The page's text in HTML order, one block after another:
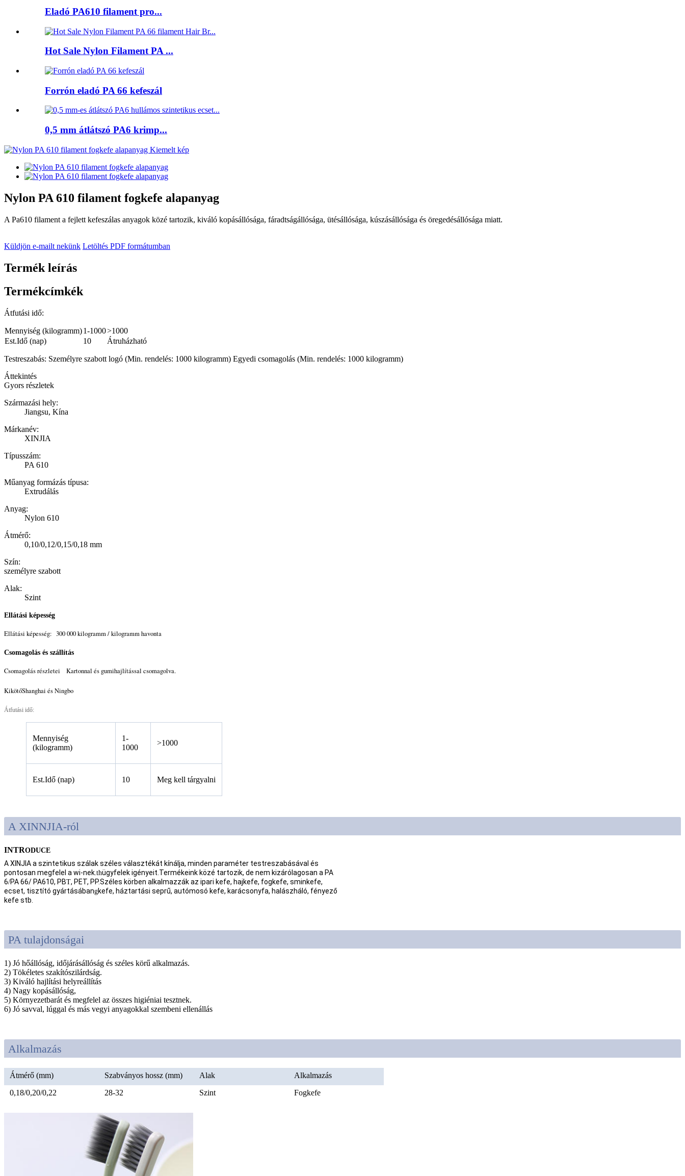
Eladó PA610 filament pro...
Hot Sale Nylon Filament PA ...
Forrón eladó PA 66 kefeszál
0,5 mm átlátszó PA6 krimp...
Nylon PA 610 filament fogkefe alapanyag
A Pa610 filament a fejlett kefeszálas anyagok közé tartozik, kiváló kopásállósága, fáradtságállósága, ütésállósága, kúszásállósága és öregedésállósága miatt.
Küldjön e-mailt nekünk Letöltés PDF formátumban
Termék leírás
Termékcímkék
Átfutási idő:
Mennyiség (kilogramm)1-1000>1000
Est.Idő (nap)
10 Átruházható
Testreszabás: Személyre szabott logó (Min. rendelés: 1000 kilogramm) Egyedi csomagolás (Min. rendelés: 1000 kilogramm)
Áttekintés
Gyors részletek
Származási hely:
Jiangsu, Kína
Márkanév:
XINJIA
Típusszám:
PA 610
Műanyag formázás típusa:
Extrudálás
Anyag:
Nylon 610
Átmérő:
0,10/0,12/0,15/0,18 mm
Szín:
személyre szabott
Alak:
Szint
Ellátási képesség
Ellátási képesség: 300 000 kilogramm / kilogramm havonta
Csomagolás és szállítás
Csomagolás részletei Kartonnal és gumihajlítással csomagolva.
KikötőShanghai és Ningbo
Átfutási idő:
Mennyiség
(kilogramm)
1-
1000
>1000
Est.Idő (nap) 10 Meg kell tárgyalni
A XINNJIA-ról
INTRODUCE
A XINJIA a szintetikus szálak széles választékát kínálja, minden paraméter testreszabásával és
pontosan megfelel a wi-nek.thügyfelek igényeit.Termékeink közé tartozik, de nem kizárólagosan a PA
6/PA 66/ PA610, PBT, PET, PP.Széles körben alkalmazzák az ipari kefe, hajkefe, fogkefe, sminkefe,
ecset, tisztító gyártásábangkefe, háztartási seprű, autómosó kefe, karácsonyfa, halászháló, fényező
kefe stb.
PA tulajdonságai
1) Jó hőállóság, időjárásállóság és széles körű alkalmazás.
2) Tökéletes szakítószilárdság.
3) Kiváló hajlítási helyreállítás
4) Nagy kopásállóság,
5) Környezetbarát és megfelel az összes higiéniai tesztnek.
6) Jó savval, lúggal és más vegyi anyagokkal szembeni ellenállás
Alkalmazás
Átmérő (mm) Szabványos hossz (mm) Alak
Alkalmazás
0,18/0,20/0,22
28-32 Szint Fogkefe